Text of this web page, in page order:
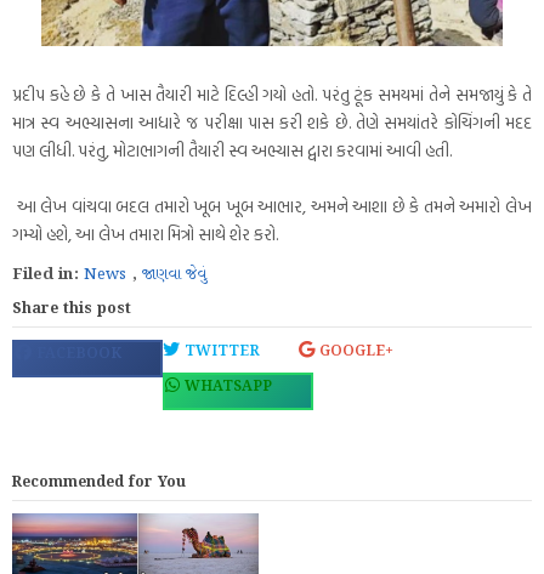
પ્રદીપ કહે છે કે તે ખાસ તૈયારી માટે દિલ્હી ગયો હતો. પરંતુ ટૂંક સમયમાં તેને સમજાયું કે તે
માત્ર સ્વ અભ્યાસના આધારે જ પરીક્ષા પાસ કરી શકે છે. તેણે સમયાંતરે કોચિંગની મદદ
પણ લીધી. પરંતુ, મોટાભાગની તૈયારી સ્વ અભ્યાસ દ્વારા કરવામાં આવી હતી.
આ લેખ વાંચવા બદલ તમારો ખૂબ ખૂબ આભાર, અમને આશા છે કે તમને અમારો લેખ
ગમ્યો હશે, આ લેખ તમારા મિત્રો સાથે શેર કરો.
Filed in: News , જાણવા જેવું
Share this post
FACEBOOK TWITTER
GOOGLE+
WHATSAPP
Recommended for You